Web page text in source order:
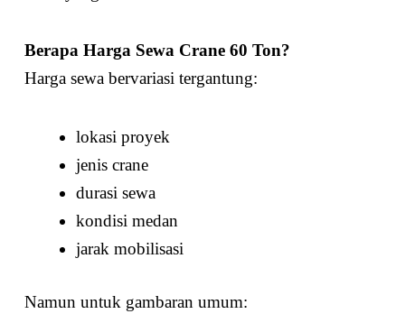
Berapa Harga Sewa Crane 60 Ton?
Harga sewa bervariasi tergantung:
lokasi proyek
jenis crane
durasi sewa
kondisi medan
jarak mobilisasi
Namun untuk gambaran umum: